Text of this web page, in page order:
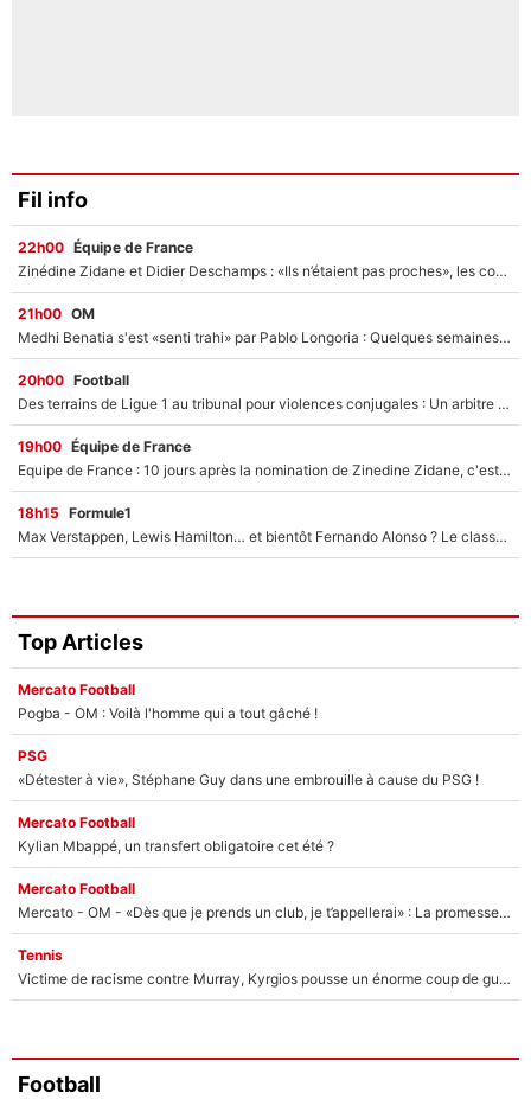
Fil info
22h00 Équipe de France
Zinédine Zidane et Didier Deschamps : «Ils n’étaient pas proches», les confidences d’un membre de l’équipe de France 1998 sur leur relation spéciale
21h00 OM
Medhi Benatia s'est «senti trahi» par Pablo Longoria : Quelques semaines après son départ, l'ancien directeur de football de l'OM règle ses comptes
20h00 Football
Des terrains de Ligue 1 au tribunal pour violences conjugales : Un arbitre français encourt une peine de 18 mois de prison !
19h00 Équipe de France
Equipe de France : 10 jours après la nomination de Zinedine Zidane, c'est au tour de son fils de prendre un nouveau départ !
18h15 Formule1
Max Verstappen, Lewis Hamilton… et bientôt Fernando Alonso ? Le classement des pilotes les mieux payés en Formule 1 risque de changer !
Top Articles
Mercato Football
Pogba - OM : Voilà l'homme qui a tout gâché !
PSG
«Détester à vie», Stéphane Guy dans une embrouille à cause du PSG !
Mercato Football
Kylian Mbappé, un transfert obligatoire cet été ?
Mercato Football
Mercato - OM - «Dès que je prends un club, je t’appellerai» : La promesse de Marcelino au moment de claquer la porte
Tennis
Victime de racisme contre Murray, Kyrgios pousse un énorme coup de gueule !
Football